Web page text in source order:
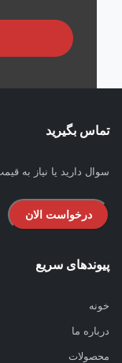
بگیرید
دارید یا نیاز به قیمت
درخواست الان
سریع
ما